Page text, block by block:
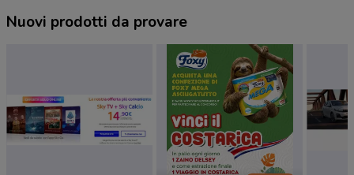
Nuovi prodotti da provare